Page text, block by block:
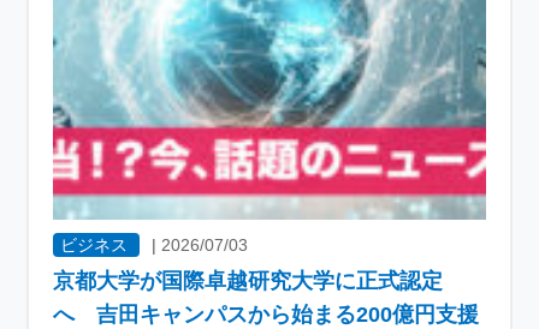
ビジネス |2026/07/03
京都大学が国際卓越研究大学に正式認定
へ 吉田キャンパスから始まる200億円支援